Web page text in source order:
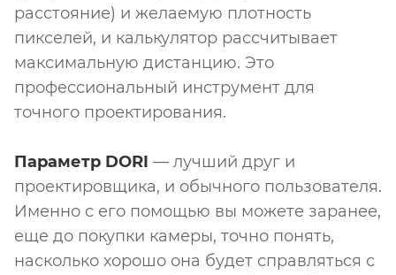
расстояние) и желаемую плотность
пикселей, и калькулятор рассчитывает
максимальную дистанцию. Это
профессиональный инструмент для
точного проектирования.
Параметр DORI — лучший друг и
проектировщика, и обычного пользователя.
Именно с его помощью вы можете заранее,
еще до покупки камеры, точно понять,
насколько хорошо она будет справляться с